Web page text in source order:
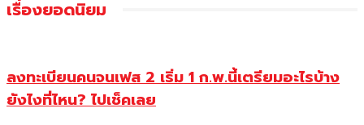
เรื่องยอดนิยม
ลงทะเบียนคนจนเฟส 2 เริ่ม 1 ก.พ.นี้เตรียมอะไรบ้าง
ยังไงที่ไหน? ไปเช็คเลย